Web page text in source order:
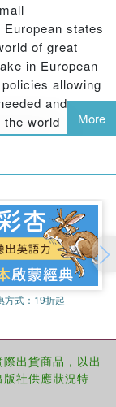
states
of great
in European
allowing
and are
world
small state
the
How far should
countries
leadership of
states relate to
most notably
the Russian
a single ally
discusses
and
as well as the
priorities in
More
方式： 19折起
出貨商品，以出
社供應狀況特